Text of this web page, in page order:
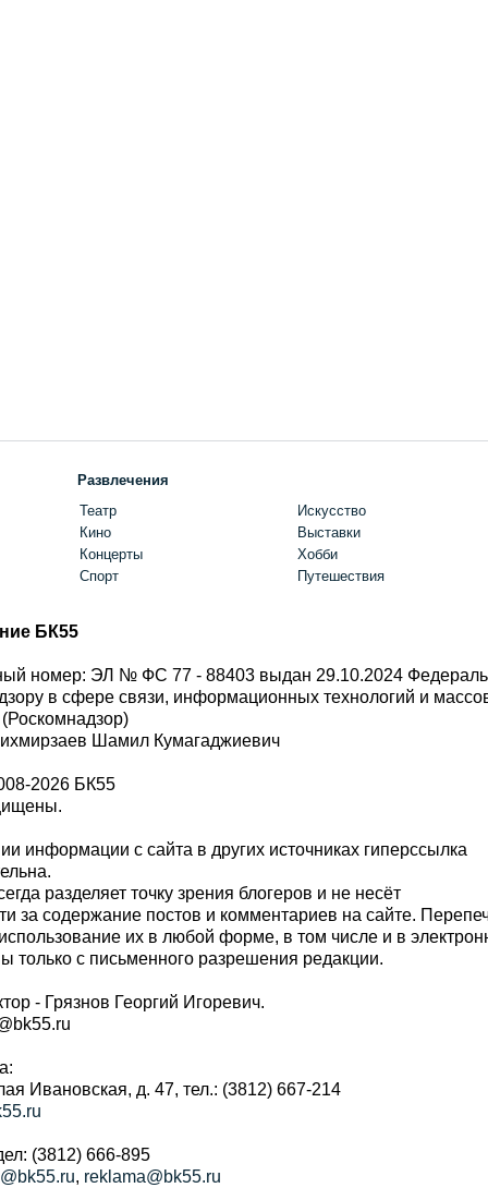
Развлечения
Театр
Кино
Концерты
Спорт
Искусство
Выставки
Хобби
Путешествия
БК55
номер: ЭЛ № ФС 77 - 88403 выдан 29.10.2024
в сфере связи, информационных технологий и
Шамил Кумагаджиевич
2026 БК55
информации с сайта в других источниках гиперссылка
разделяет точку зрения блогеров и не несёт
за содержание постов и комментариев на сайте.
их в любой форме, в том числе и в
с письменного разрешения редакции.
- Грязнов Георгий Игоревич.
Ивановская, д. 47, тел.: (3812) 667-214
(3812) 666-895
, reklama@bk55.ru